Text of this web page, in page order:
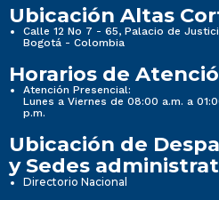
Ubicación Altas
Calle 12 No 7 - 65, Palacio de
Bogotá - Colombia
Horarios de
Atención Presencial:
Lunes a Viernes de 08:00 a.m. a
p.m.
Ubicación de
y Sedes
Directorio Nacional